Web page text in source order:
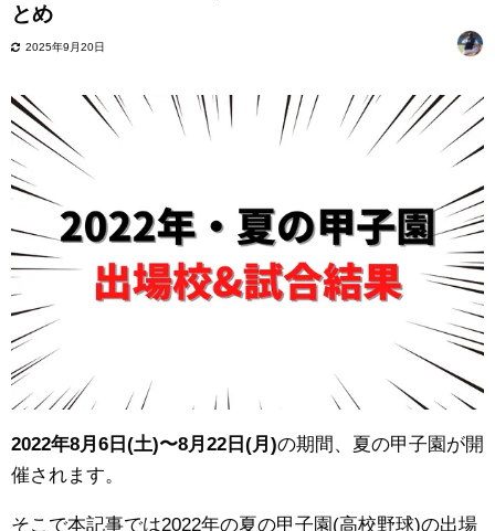
とめ
2025年9月20日
2022年8月6日(土)〜8月22日(月)の期間、夏の甲子園が開
催されます。
そこで本記事では2022年の夏の甲子園(高校野球)の出場